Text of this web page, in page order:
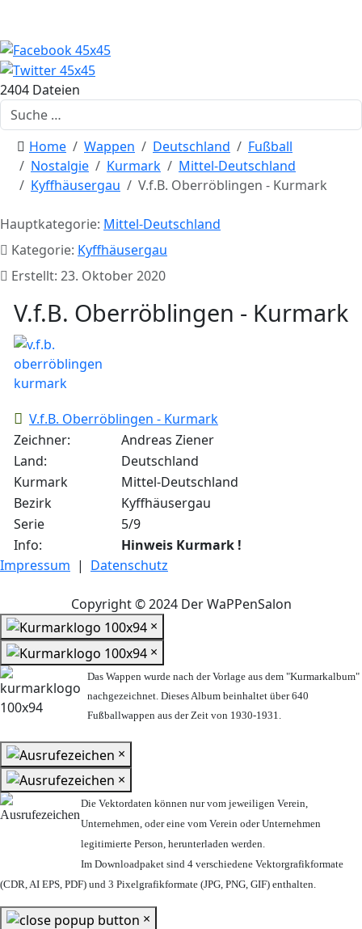
2404 Dateien
Suchen
Home Wappen Deutschland
Fußball
Nostalgie
Kurmark
Mittel-Deutschland
Kyffhäusergau
V.f.B. Oberröblingen - Kurmark
Hauptkategorie: Mittel-Deutschland
Kategorie: Kyffhäusergau
Erstellt: 23. Oktober 2020
V.f.B. Oberröblingen - Kurmark
V.f.B. Oberröblingen - Kurmark
Zeichner:
Andreas Ziener
Land:
Deutschland
Kurmark
Mittel-Deutschland
Bezirk
Kyffhäusergau
Serie
5/9
Info:
Hinweis Kurmark !
Impressum | Datenschutz
Copyright © 2024 Der WaPPenSalon
×
×
Das Wappen wurde nach der Vorlage aus dem "Kurmarkalbum"
nachgezeichnet. Dieses Album beinhaltet über 640
Fußballwappen aus der Zeit von 1930-1931.
×
×
Die Vektordaten können nur vom jeweiligen Verein,
Unternehmen, oder eine vom Verein oder Unternehmen
legitimierte Person, herunterladen werden.
Im Downloadpaket sind 4 verschiedene Vektorgrafikformate
(CDR, AI EPS, PDF) und 3 Pixelgrafikformate (JPG, PNG, GIF) enthalten.
×